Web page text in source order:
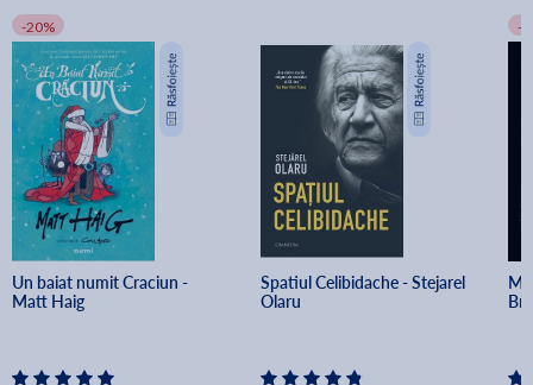
-20%
Un baiat numit Craciun -
Matt Haig
Spatiul Celibidache - Stejarel
Olaru
-